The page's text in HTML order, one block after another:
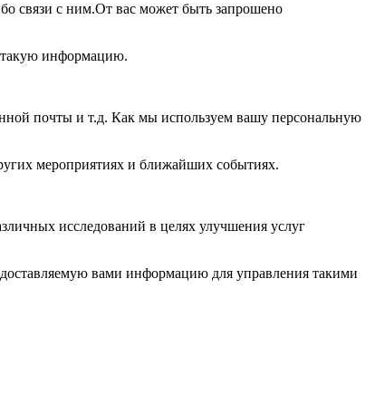
связи с ним.От вас может быть запрошено
информацию.
почты и т.д. Как мы используем вашу персональную
мероприятиях и ближайших событиях.
исследований в целях улучшения услуг
вами информацию для управления такими